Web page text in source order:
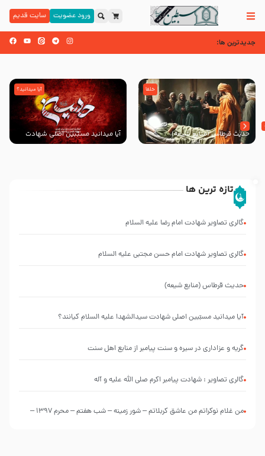
ورود عضویت سایت قدیم
جدیدترین ها:
”
و
با
زیبا و
حدیث قرطاس (منابع شیعه)
خلفا
آیا میدانید مسبّبین اصلی شهادت
سیدالشهدا علیه ‌السلام کیانند؟
آیا میدانید؟
تازه ترین ها
گالری تصاویر شهادت امام رضا علیه السلام
گالری تصاویر شهادت امام حسن مجتبی علیه السلام
حدیث قرطاس (منابع شیعه)
آیا میدانید مسبّبین اصلی شهادت سیدالشهدا علیه ‌السلام کیانند؟
گریه و عزاداری در سیره و سنت پیامبر از منابع اهل سنت
گالری تصاویر : شهادت پیامبر اکرم صلی الله علیه و آله
من غلام نوکراتم من عاشق کربلاتم – شور زمینه – شب هفتم – محرم 1397 –